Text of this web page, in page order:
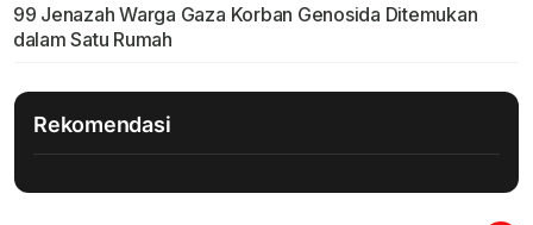
99 Jenazah Warga Gaza Korban Genosida Ditemukan
dalam Satu Rumah
Rekomendasi